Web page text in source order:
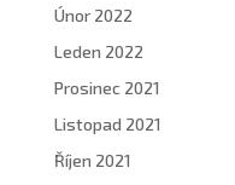
Únor 2022
Leden 2022
Prosinec 2021
Listopad 2021
Říjen 2021